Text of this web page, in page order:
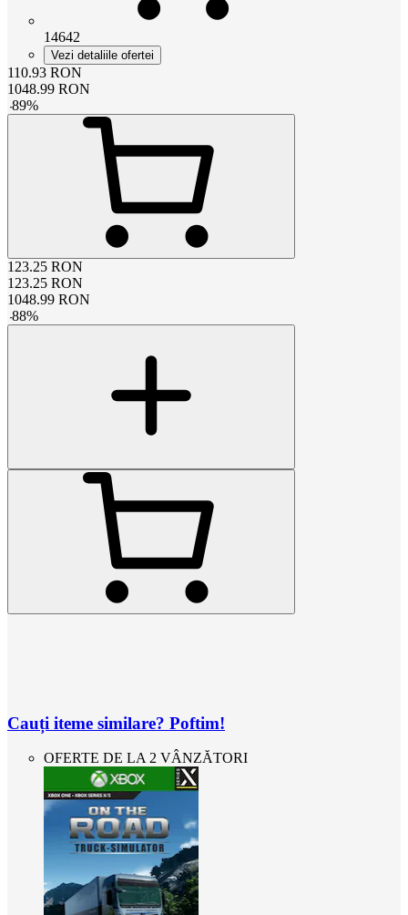
14642
Vezi detaliile ofertei
110.93 RON
1048.99 RON
-89%
123.25 RON
123.25 RON
1048.99 RON
-88%
Cauți iteme similare? Poftim!
OFERTE DE LA 2 VÂNZĂTORI